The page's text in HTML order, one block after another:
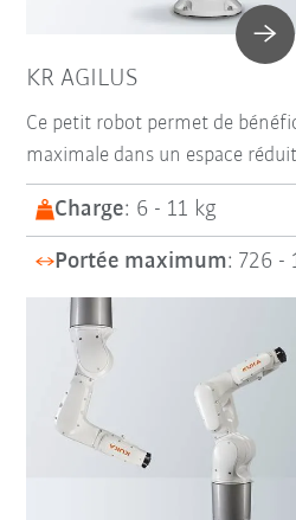
KR AGILUS
Ce petit robot permet de
maximale dans un espace
Charge: 6 - 11 kg
Portée maximum: 726 -